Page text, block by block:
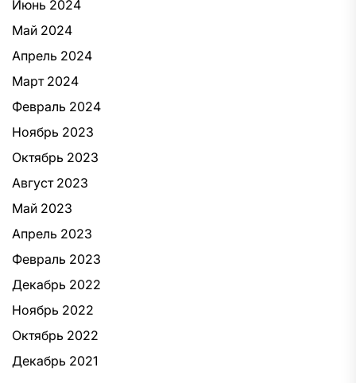
Июнь 2024
Май 2024
Апрель 2024
Март 2024
Февраль 2024
Ноябрь 2023
Октябрь 2023
Август 2023
Май 2023
Апрель 2023
Февраль 2023
Декабрь 2022
Ноябрь 2022
Октябрь 2022
Декабрь 2021